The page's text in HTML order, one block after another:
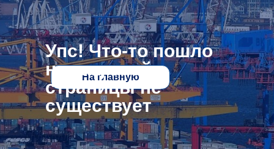
На главную
Упс! Что-то пошло
не так, этой
страницы не
существует